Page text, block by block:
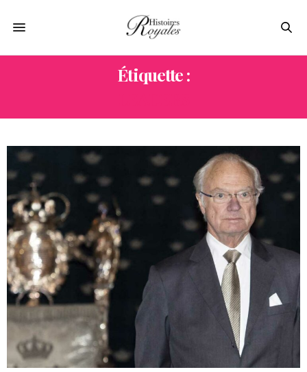
Étiquette :